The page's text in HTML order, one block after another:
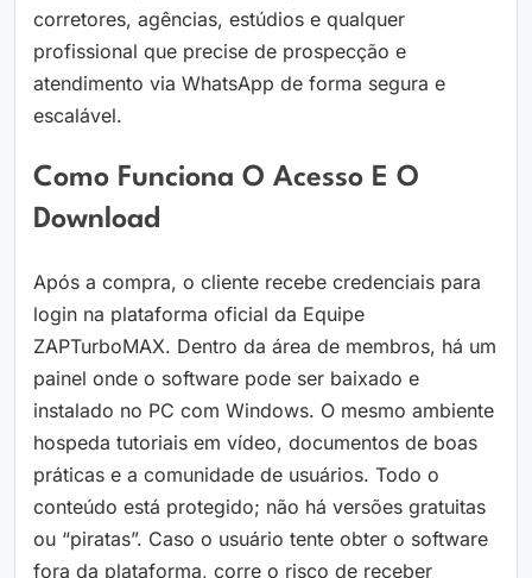
corretores, agências, estúdios e qualquer
profissional que precise de prospecção e
atendimento via WhatsApp de forma segura e
escalável.
Como Funciona O Acesso E O
Download
Após a compra, o cliente recebe credenciais para
login na plataforma oficial da Equipe
ZAPTurboMAX. Dentro da área de membros, há um
painel onde o software pode ser baixado e
instalado no PC com Windows. O mesmo ambiente
hospeda tutoriais em vídeo, documentos de boas
práticas e a comunidade de usuários. Todo o
conteúdo está protegido; não há versões gratuitas
ou “piratas”. Caso o usuário tente obter o software
fora da plataforma, corre o risco de receber